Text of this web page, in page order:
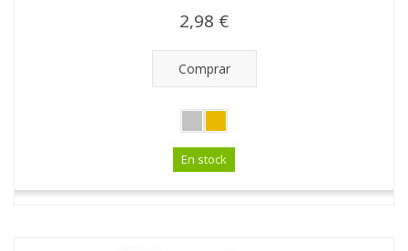
2,98 €
Comprar
En stock